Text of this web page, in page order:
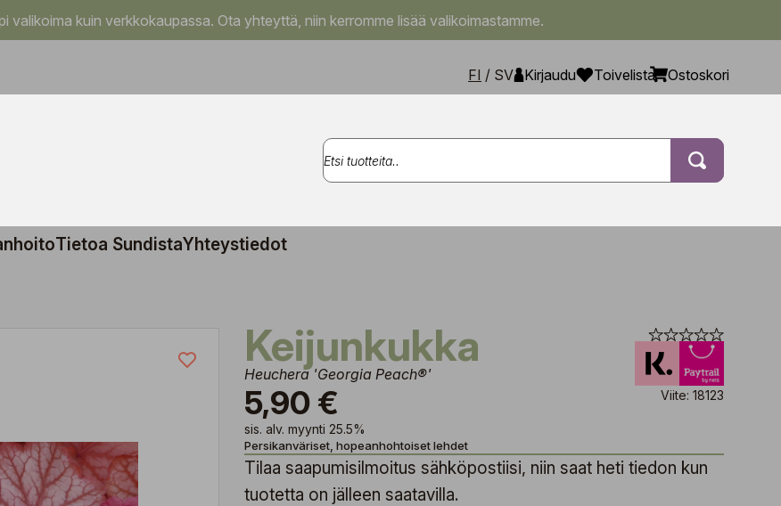
valikoima kuin verkkokaupassa. Ota yhteyttä, niin kerromme lisää valikoimastamme.
FI / SV Kirjaudu Toivelista Ostoskori
Tietoa SundistaYhteystiedot
Keijunkukka
Heuchera 'Georgia Peach®'
5,90 €
sis. alv. myynti 25.5%
Viite: 18123
Persikanväriset, hopeanhohtoiset lehdet
Tilaa saapumisilmoitus sähköpostiisi, niin saat heti tiedon kun
tuotetta on jälleen saatavilla.